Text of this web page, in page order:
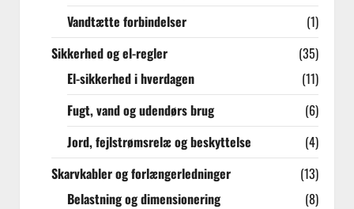
Vandtætte forbindelser
(1)
Sikkerhed og el-regler
(35)
El-sikkerhed i hverdagen
(11)
Fugt, vand og udendørs brug
(6)
Jord, fejlstrømsrelæ og beskyttelse
(4)
Skarvkabler og forlængerledninger
(13)
Belastning og dimensionering
(8)